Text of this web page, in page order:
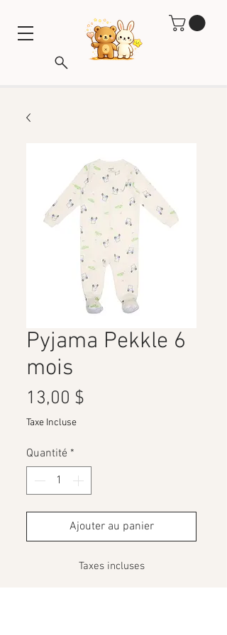
Pyjama Pekkle 6
mois
13,00 $
Taxe Incluse
Quantité *
Ajouter au panier
Taxes incluses